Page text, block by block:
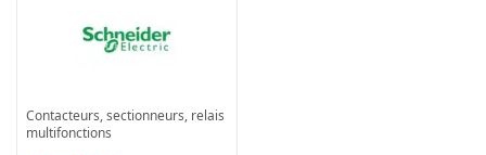
Contacteurs, sectionneurs, relais
multifonctions